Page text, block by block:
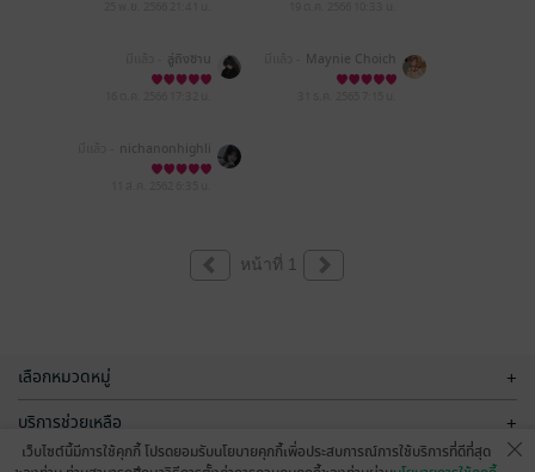
ลู่ถิงซาน
Maynie Choich
o
nichanonhighli
ght2557
หน้าที่ 1
เลือกหมวดหมู่ +
บริการช่วยเหลือ +
เว็บไซต์นี้มีการใช้คุกกี้ โปรดยอมรับนโยบายคุกกี้เพื่อประสบการณ์การใช้บริการที่ดีที่สุด